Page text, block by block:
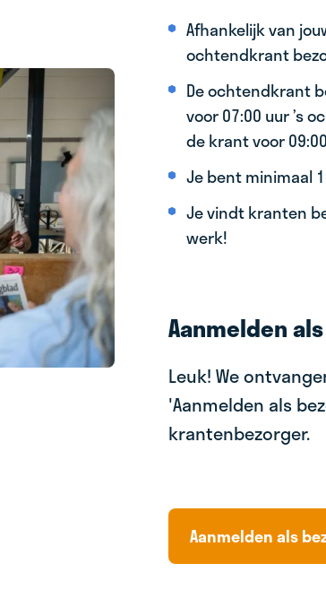
Afhankelijk van
ochtendkrant
De ochtendkrant
voor 07:00 uur ’s
de krant voor
Je bent minimaal
Je vindt kranten
werk!
Aanmelden
Leuk! We
'Aanmelden als
krantenbezorger.
Aanmelden als